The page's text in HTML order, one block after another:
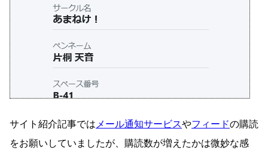
サイト紹介記事ではメール通知サービスやフィードの購読
をお願いしていましたが、購読数が増えたかは微妙な感